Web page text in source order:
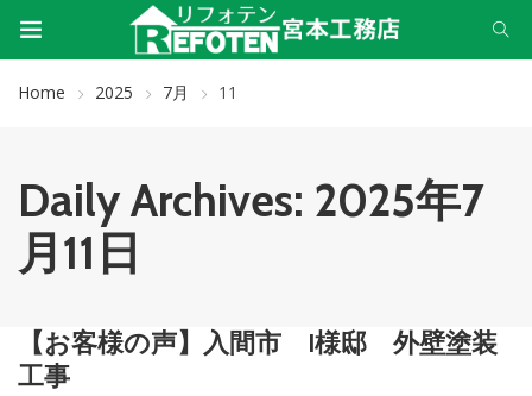
Home 2025 7月 11
Daily Archives: 2025年7
月11日
【お客様の声】入間市 I様邸 外壁塗装
工事